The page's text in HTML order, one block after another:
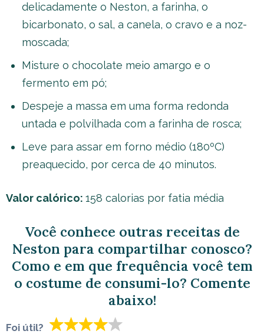
delicadamente o Neston, a farinha, o
bicarbonato, o sal, a canela, o cravo e a noz-
moscada;
Misture o chocolate meio amargo e o
fermento em pó;
Despeje a massa em uma forma redonda
untada e polvilhada com a farinha de rosca;
Leve para assar em forno médio (180ºC)
preaquecido, por cerca de 40 minutos.
Valor calórico: 158 calorias por fatia média
Você conhece outras receitas de
Neston para compartilhar conosco?
Como e em que frequência você tem
o costume de consumi-lo? Comente
abaixo!
Foi útil?